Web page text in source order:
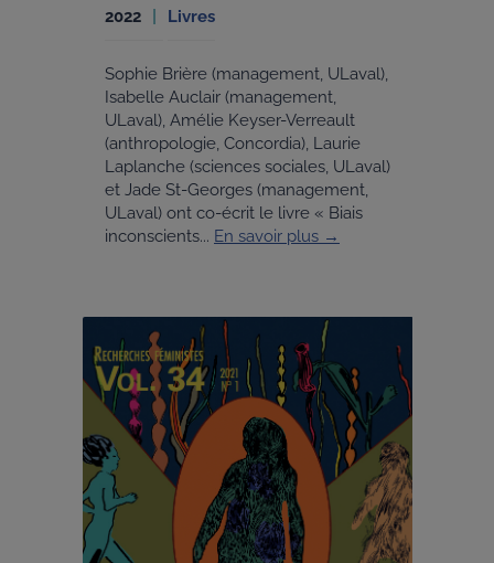
2022 Livres
Sophie Brière (management, ULaval),
Isabelle Auclair (management,
ULaval), Amélie Keyser-Verreault
(anthropologie, Concordia), Laurie
Laplanche (sciences sociales, ULaval)
et Jade St-Georges (management,
ULaval) ont co-écrit le livre « Biais
inconscients... En savoir plus →